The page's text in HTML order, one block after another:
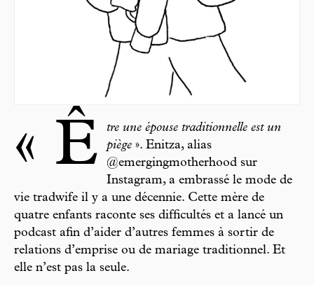
« Ê
tre une épouse traditionnelle est un
piège ». Enitza, alias
@emergingmotherhood sur
Instagram, a embrassé le mode de
vie tradwife il y a une décennie. Cette mère de
quatre enfants raconte ses difficultés et a lancé un
podcast afin d’aider d’autres femmes à sortir de
relations d’emprise ou de mariage traditionnel. Et
elle n’est pas la seule.